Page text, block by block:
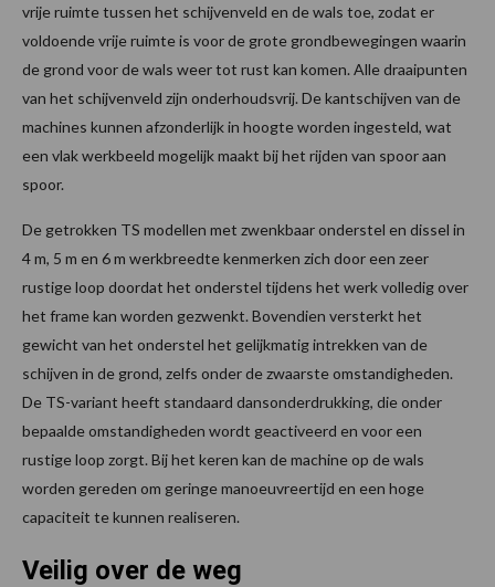
vrije ruimte tussen het schijvenveld en de wals toe, zodat er
voldoende vrije ruimte is voor de grote grondbewegingen waarin
de grond voor de wals weer tot rust kan komen. Alle draaipunten
van het schijvenveld zijn onderhoudsvrij. De kantschijven van de
machines kunnen afzonderlijk in hoogte worden ingesteld, wat
een vlak werkbeeld mogelijk maakt bij het rijden van spoor aan
spoor.
De getrokken TS modellen met zwenkbaar onderstel en dissel in
4 m, 5 m en 6 m werkbreedte kenmerken zich door een zeer
rustige loop doordat het onderstel tijdens het werk volledig over
het frame kan worden gezwenkt. Bovendien versterkt het
gewicht van het onderstel het gelijkmatig intrekken van de
schijven in de grond, zelfs onder de zwaarste omstandigheden.
De TS-variant heeft standaard dansonderdrukking, die onder
bepaalde omstandigheden wordt geactiveerd en voor een
rustige loop zorgt. Bij het keren kan de machine op de wals
worden gereden om geringe manoeuvreertijd en een hoge
capaciteit te kunnen realiseren.
Veilig over de weg